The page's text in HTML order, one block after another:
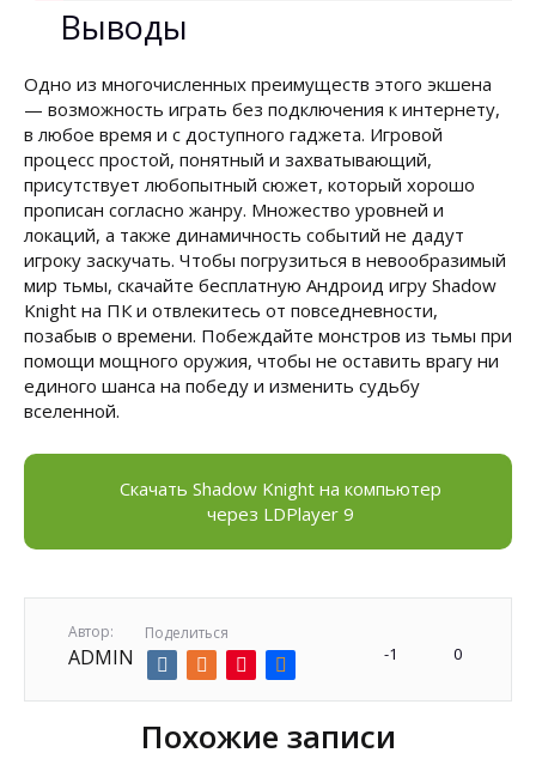
Выводы
Одно из многочисленных преимуществ этого экшена
— возможность играть без подключения к интернету,
в любое время и с доступного гаджета. Игровой
процесс простой, понятный и захватывающий,
присутствует любопытный сюжет, который хорошо
прописан согласно жанру. Множество уровней и
локаций, а также динамичность событий не дадут
игроку заскучать. Чтобы погрузиться в невообразимый
мир тьмы, скачайте бесплатную Андроид игру Shadow
Knight на ПК и отвлекитесь от повседневности,
позабыв о времени. Побеждайте монстров из тьмы при
помощи мощного оружия, чтобы не оставить врагу ни
единого шанса на победу и изменить судьбу
вселенной.
Скачать Shadow Knight на компьютер
через LDPlayer 9
Автор:
ADMIN
Поделиться
-1 0
Похожие записи